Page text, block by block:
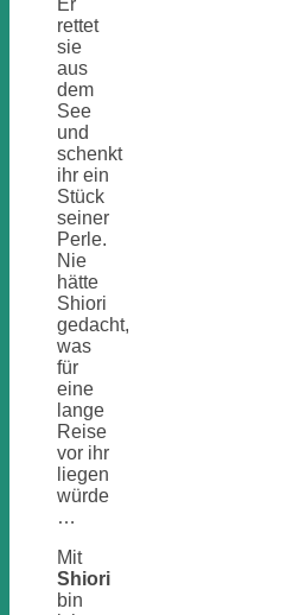
rettet
sie
aus
dem
See
und
schenkt
ihr ein
Stück
seiner
Perle.
Nie
hätte
Shiori
gedacht,
was
für
eine
lange
Reise
vor ihr
liegen
würde
…
Mit
Shiori
bin